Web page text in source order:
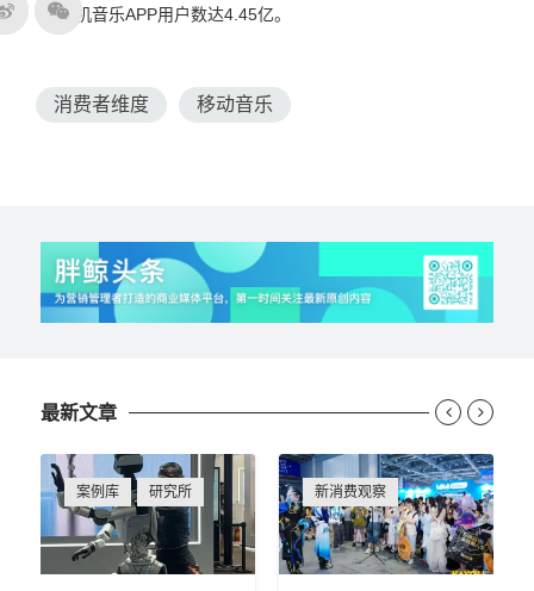
Q1手机音乐APP用户数达4.45亿。
消费者维度 移动音乐
最新文章
案例库 研究所 新消费观察
 